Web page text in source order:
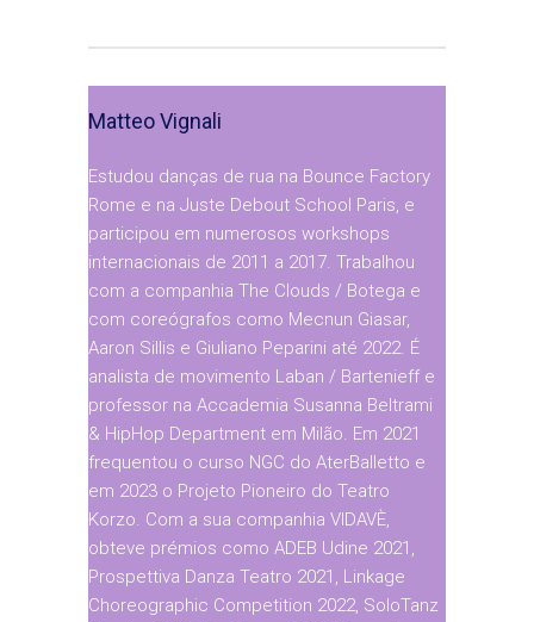
Matteo Vignali
Estudou danças de rua na Bounce Factory
Rome e na Juste Debout School Paris, e
participou em numerosos workshops
internacionais de 2011 a 2017. Trabalhou
com a companhia The Clouds / Botega e
com coreógrafos como Mecnun Giasar,
Aaron Sillis e Giuliano Peparini até 2022. É
analista de movimento Laban / Bartenieff e
professor na Accademia Susanna Beltrami
& HipHop Department em Milão. Em 2021
frequentou o curso NGC do AterBalletto e
em 2023 o Projeto Pioneiro do Teatro
Korzo. Com a sua companhia VIDAVÈ,
obteve prémios como ADEB Udine 2021,
Prospettiva Danza Teatro 2021, Linkage
Choreographic Competition 2022, SoloTanz